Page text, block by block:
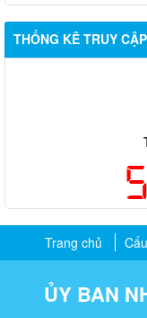
THỐNG KÊ TRUY CẬP
Trang chủ
ỦY BAN